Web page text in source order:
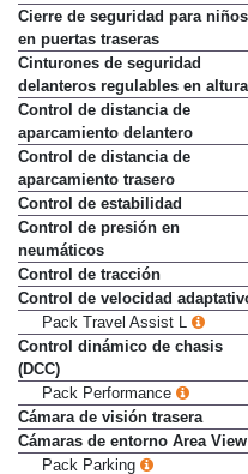
Aviso de cinturón no colocado
Cierre de seguridad para niños
en puertas traseras
Cinturones de seguridad
delanteros regulables en altura
Control de distancia de
aparcamiento delantero
Control de distancia de
aparcamiento trasero
Control de estabilidad
Control de presión en
neumáticos
Control de tracción
Control de velocidad adaptativo
Pack Travel Assist L
Control dinámico de chasis
(DCC)
Pack Performance
Cámara de visión trasera
Cámaras de entorno Area View